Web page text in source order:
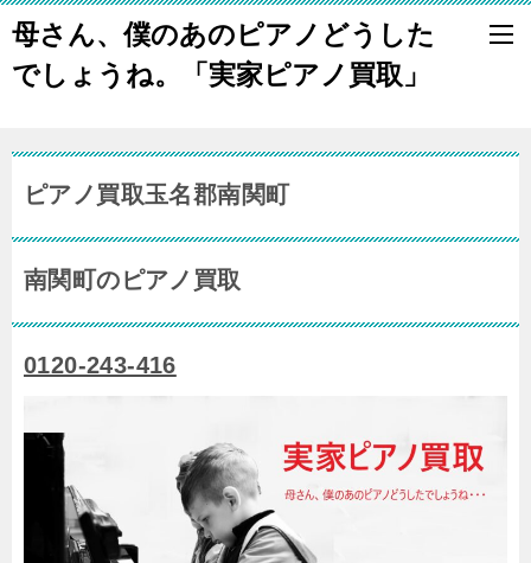
母さん、僕のあのピアノどうした
でしょうね。「実家ピアノ買取」
ピアノ買取玉名郡南関町
南関町のピアノ買取
0120-243-416